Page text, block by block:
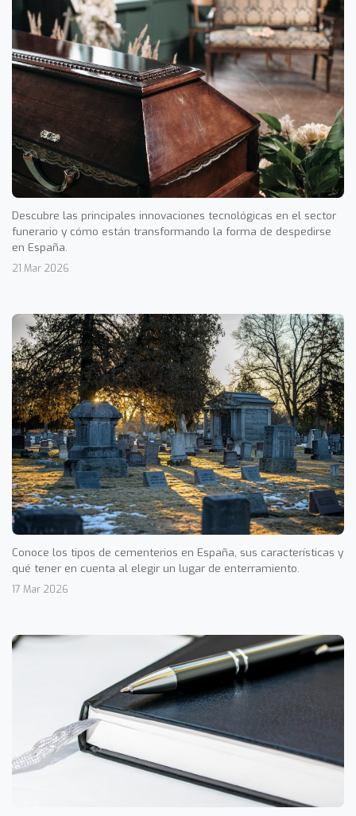
Descubre las principales innovaciones tecnológicas en el sector
funerario y cómo están transformando la forma de despedirse
en España.
21 Mar 2026
Conoce los tipos de cementerios en España, sus características y
qué tener en cuenta al elegir un lugar de enterramiento.
17 Mar 2026